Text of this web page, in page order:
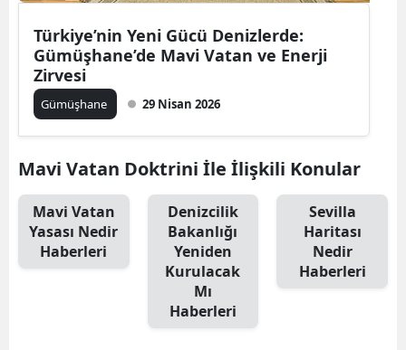
Isparta
İstanbul
İzmir
Kars
Kastamonu
Kayseri
Kırklareli
Türkiye’nin Yeni Gücü Denizlerde:
Gümüşhane’de Mavi Vatan ve Enerji
Zirvesi
Gümüşhane 29 Nisan 2026
Mavi Vatan Doktrini İle İlişkili Konular
Mavi Vatan
Yasası Nedir
Haberleri
Denizcilik
Bakanlığı
Yeniden
Kurulacak
Mı
Haberleri
Sevilla
Haritası
Nedir
Haberleri